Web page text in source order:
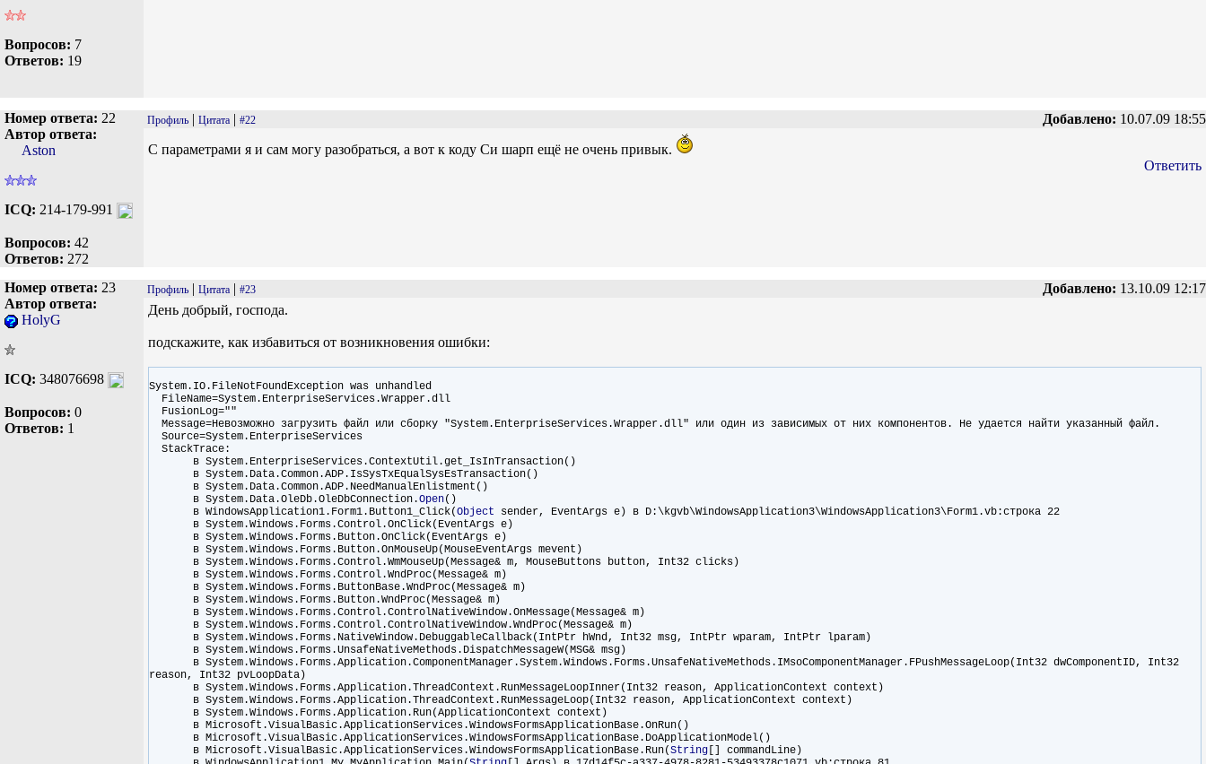
Вопросов: 7
Ответов: 19
Номер ответа: 22
Автор ответа:
Aston
ICQ: 214-179-991
Вопросов: 42
Ответов: 272
Профиль | Цитата | #22 Добавлено: 10.07.09 18:55
С параметрами я и сам могу разобраться, а вот к коду Си шарп ещё не очень привык.
Ответить
Номер ответа: 23
Автор ответа:
HolyG
ICQ: 348076698
Вопросов: 0
Ответов: 1
Профиль | Цитата | #23 Добавлено: 13.10.09 12:17
День добрый, господа.
подскажите, как избавиться от возникновения ошибки:
System.IO.FileNotFoundException was unhandled
FileName=System.EnterpriseServices.Wrapper.dll
FusionLog=""
Message=Невозможно загрузить файл или сборку "System.EnterpriseServices.Wrapper.dll" или один из зависимых от них компонентов. Не удается найти указанный файл.
Source=System.EnterpriseServices
StackTrace:
в System.EnterpriseServices.ContextUtil.get_IsInTransaction()
в System.Data.Common.ADP.IsSysTxEqualSysEsTransaction()
в System.Data.Common.ADP.NeedManualEnlistment()
в System.Data.OleDb.OleDbConnection.Open()
в WindowsApplication1.Form1.Button1_Click(Object sender, EventArgs e) в D:\kgvb\WindowsApplication3\WindowsApplication3\Form1.vb:строка 22
в System.Windows.Forms.Control.OnClick(EventArgs e)
в System.Windows.Forms.Button.OnClick(EventArgs e)
в System.Windows.Forms.Button.OnMouseUp(MouseEventArgs mevent)
в System.Windows.Forms.Control.WmMouseUp(Message& m, MouseButtons button, Int32 clicks)
в System.Windows.Forms.Control.WndProc(Message& m)
в System.Windows.Forms.ButtonBase.WndProc(Message& m)
в System.Windows.Forms.Button.WndProc(Message& m)
в System.Windows.Forms.Control.ControlNativeWindow.OnMessage(Message& m)
в System.Windows.Forms.Control.ControlNativeWindow.WndProc(Message& m)
в System.Windows.Forms.NativeWindow.DebuggableCallback(IntPtr hWnd, Int32 msg, IntPtr wparam, IntPtr lparam)
в System.Windows.Forms.UnsafeNativeMethods.DispatchMessageW(MSG& msg)
в System.Windows.Forms.Application.ComponentManager.System.Windows.Forms.UnsafeNativeMethods.IMsoComponentManager.FPushMessageLoop(Int32 dwComponentID, Int32
reason, Int32 pvLoopData)
в System.Windows.Forms.Application.ThreadContext.RunMessageLoopInner(Int32 reason, ApplicationContext context)
в System.Windows.Forms.Application.ThreadContext.RunMessageLoop(Int32 reason, ApplicationContext context)
в System.Windows.Forms.Application.Run(ApplicationContext context)
в Microsoft.VisualBasic.ApplicationServices.WindowsFormsApplicationBase.OnRun()
в Microsoft.VisualBasic.ApplicationServices.WindowsFormsApplicationBase.DoApplicationModel()
в Microsoft.VisualBasic.ApplicationServices.WindowsFormsApplicationBase.Run(String [] commandLine)